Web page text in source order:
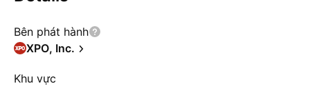
Bên phát hành
XPO, Inc.
Khu vực